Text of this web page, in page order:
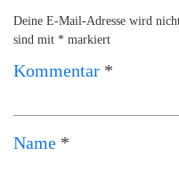
Deine E-Mail-Adresse wird
sind mit * markiert
Kommentar *
Name *